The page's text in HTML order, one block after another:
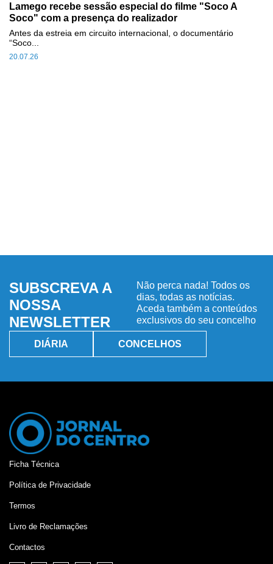
Lamego recebe sessão especial do filme "Soco A
Soco" com a presença do realizador
20.07.26
Antes da estreia em circuito internacional, o documentário
“Soco...
SUBSCREVA A
NOSSA
NEWSLETTER
Não perca nada! Todos os
dias, todas as notícias.
Aceda também a conteúdos
exclusivos do seu concelho
DIÁRIA CONCELHOS
Ficha Técnica
Política de Privacidade
Termos
Livro de Reclamações
Contactos